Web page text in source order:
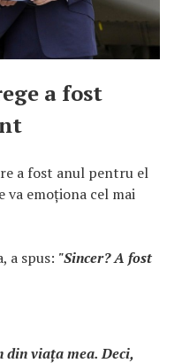
a fost
a fost anul pentru el
va emoționa cel mai
a spus: "Sincer? A fost
din viața mea. Deci,